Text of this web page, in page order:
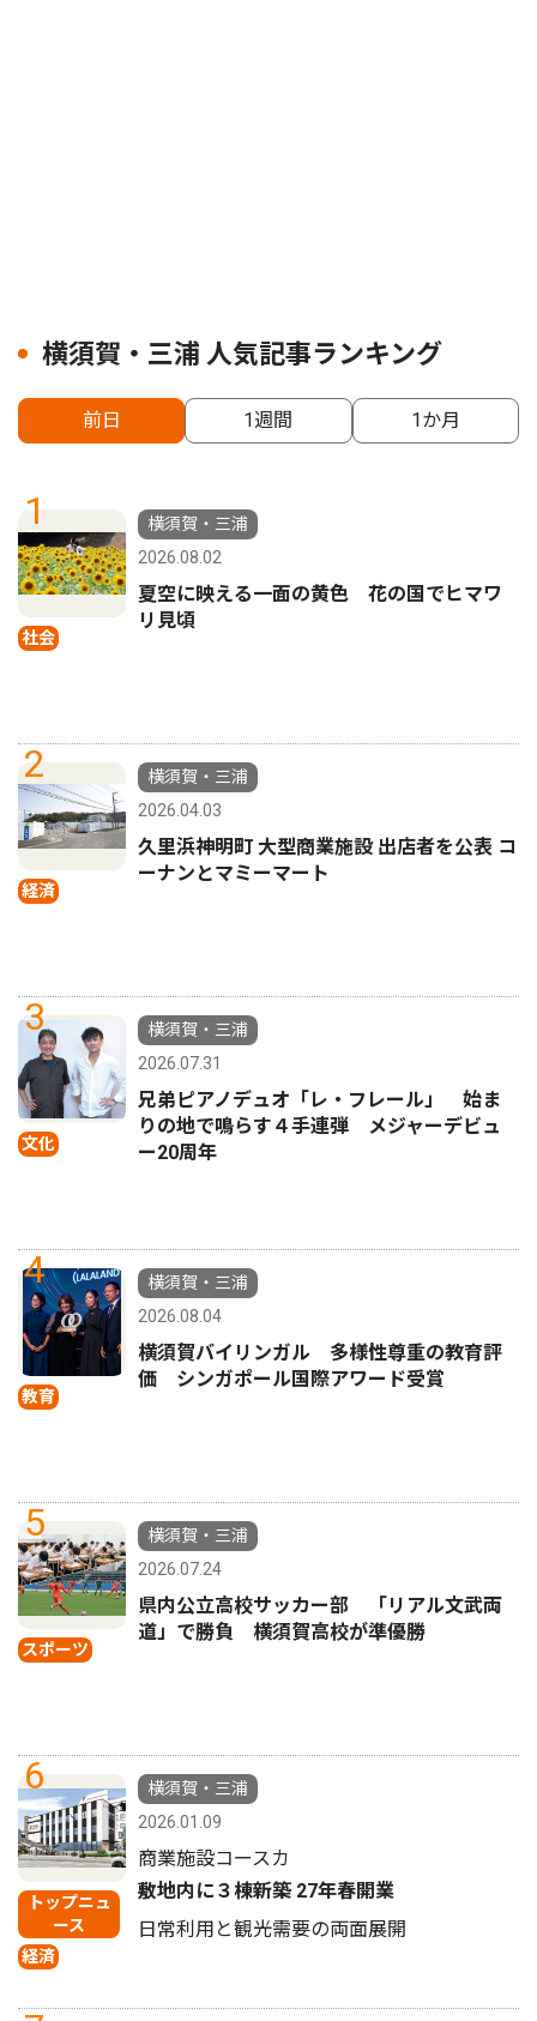
横須賀・三浦 人気記事ランキング
前日 1週間 1か月
1
社会
横須賀・三浦
2026.08.02
夏空に映える一面の黄色 花の国でヒマワ
リ見頃
2
経済
横須賀・三浦
2026.04.03
久里浜神明町 大型商業施設 出店者を公表 コ
ーナンとマミーマート
3
文化
横須賀・三浦
2026.07.31
兄弟ピアノデュオ「レ・フレール」 始ま
りの地で鳴らす４手連弾 メジャーデビュ
ー20周年
4
教育
横須賀・三浦
2026.08.04
横須賀バイリンガル 多様性尊重の教育評
価 シンガポール国際アワード受賞
5
スポーツ
横須賀・三浦
2026.07.24
県内公立高校サッカー部 「リアル文武両
道」で勝負 横須賀高校が準優勝
6
トップニュ
ース
経済
横須賀・三浦
2026.01.09
商業施設コースカ
敷地内に３棟新築 27年春開業
日常利用と観光需要の両面展開